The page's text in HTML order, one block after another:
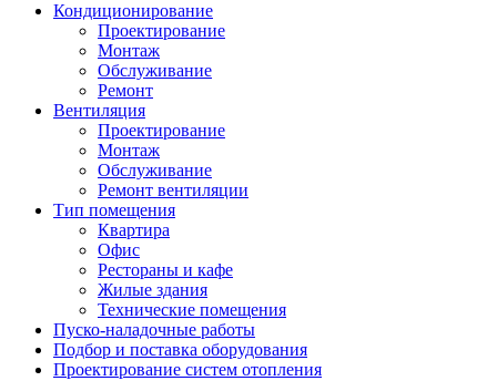
Кондиционирование
Проектирование
Монтаж
Обслуживание
Ремонт
Вентиляция
Проектирование
Монтаж
Обслуживание
Ремонт вентиляции
Тип помещения
Квартира
Офис
Рестораны и кафе
Жилые здания
Технические помещения
Пуско-наладочные работы
Подбор и поставка оборудования
Проектирование систем отопления